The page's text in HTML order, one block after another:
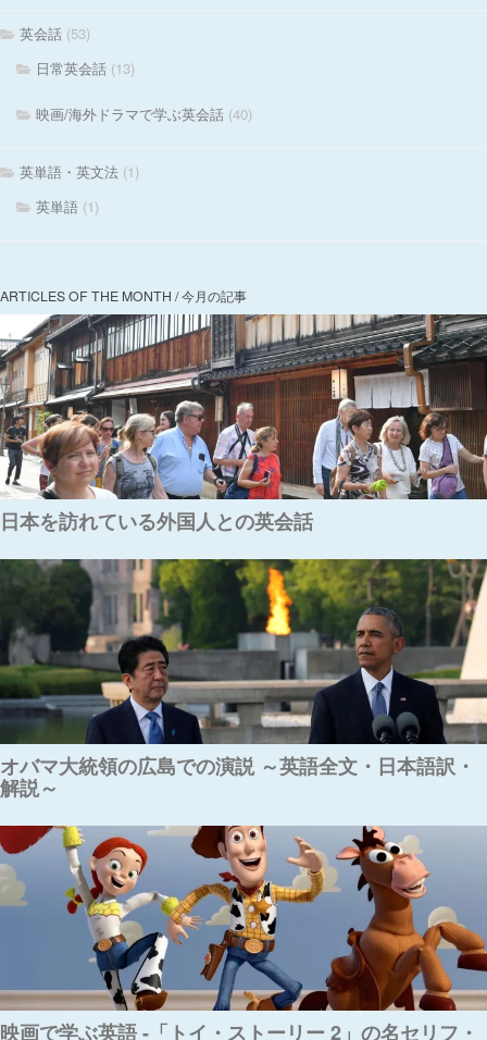
英会話 (53)
日常英会話 (13)
映画/海外ドラマで学ぶ英会話 (40)
英単語・英文法 (1)
英単語 (1)
ARTICLES OF THE MONTH / 今月の記事
日本を訪れている外国人との英会話
オバマ大統領の広島での演説 ～英語全文・日本語訳・
解説～
映画で学ぶ英語 -「トイ・ストーリー 2」の名セリフ・